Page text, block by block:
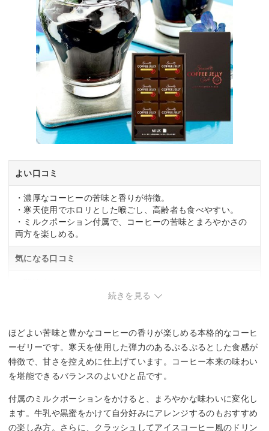
よい口コミ
・濃厚なコーヒーの苦味と香りが特徴。
・寒天使用でホロリとした喉ごし、高齢者も食べやすい。
・ミルクポーション付属で、コーヒーの苦味とまろやかさの
両方を楽しめる。
気になる口コミ
続きを見る
ほどよい苦味と豊かなコーヒーの香りが楽しめる本格的なコーヒ
ーゼリーです。寒天を使用した弾力のあるぷるぷるとした食感が
特徴で、甘さを控えめに仕上げています。コーヒー本来の味わい
を堪能できるバランスのよいひと品です。
付属のミルクポーションをかけると、まろやかな味わいに変化し
ます。牛乳や黒蜜をかけて自分好みにアレンジするのもおすすめ
の楽しみ方。さらに、クラッシュしてアイスコーヒー風のドリン